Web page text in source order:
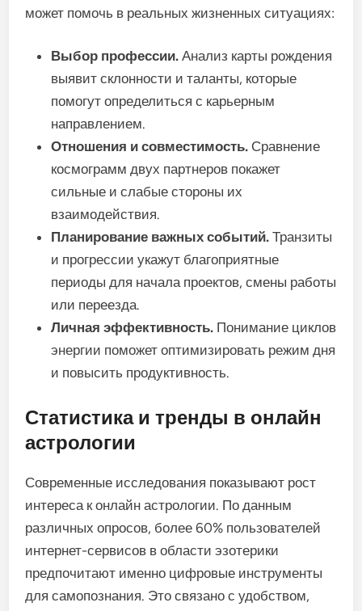
может помочь в реальных жизненных ситуациях:
Выбор профессии. Анализ карты рождения
выявит склонности и таланты, которые
помогут определиться с карьерным
направлением.
Отношения и совместимость. Сравнение
космограмм двух партнеров покажет
сильные и слабые стороны их
взаимодействия.
Планирование важных событий. Транзиты
и прогрессии укажут благоприятные
периоды для начала проектов, смены работы
или переезда.
Личная эффективность. Понимание циклов
энергии поможет оптимизировать режим дня
и повысить продуктивность.
Статистика и тренды в онлайн
астрологии
Современные исследования показывают рост
интереса к онлайн астрологии. По данным
различных опросов, более 60% пользователей
интернет-сервисов в области эзотерики
предпочитают именно цифровые инструменты
для самопознания. Это связано с удобством,